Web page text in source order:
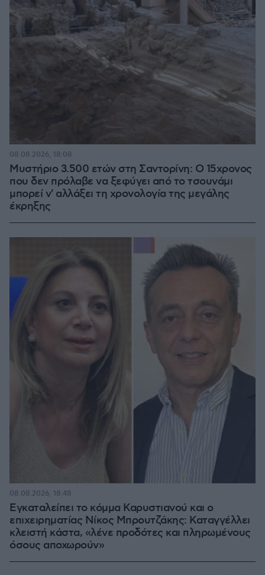
Μυστήριο 3.500 ετών στη Σαντορίνη: Ο 15χρονος
που δεν πρόλαβε να ξεφύγει από το τσουνάμι
μπορεί ν' αλλάξει τη χρονολογία της μεγάλης
έκρηξης
08.08.2026, 18:08
Εγκαταλείπει το κόμμα Καρυστιανού και ο
επιχειρηματίας Νίκος Μπρουτζάκης: Καταγγέλλει
κλειστή κάστα, «λένε προδότες και πληρωμένους
όσους αποχωρούν»
08.08.2026, 18:48